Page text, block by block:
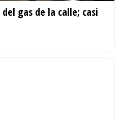
gas de la calle; casi